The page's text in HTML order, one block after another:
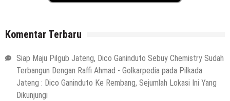
Komentar Terbaru
Siap Maju Pilgub Jateng, Dico Ganinduto Sebuy Chemistry Sudah
Terbangun Dengan Raffi Ahmad - Golkarpedia pada Pilkada
Jateng : Dico Ganinduto Ke Rembang, Sejumlah Lokasi Ini Yang
Dikunjungi